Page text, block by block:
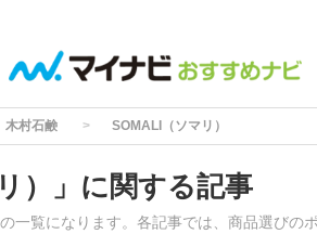
木村石鹸 SOMALI（ソマリ）
）」に関する記事
一覧になります。各記事では、商品選びの